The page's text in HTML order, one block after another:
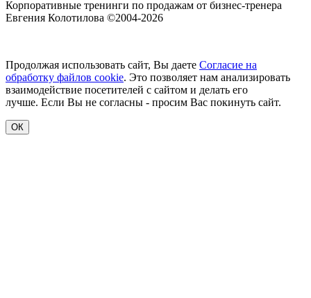
Корпоративные тренинги по продажам от бизнес-тренера
Евгения Колотилова ©2004-2026
Продолжая использовать сайт, Вы даете Согласие на
обработку файлов cookie. Это позволяет нам анализировать
взаимодействие посетителей с сайтом и делать его
лучше. Если Вы не согласны - просим Вас покинуть сайт.
ОК